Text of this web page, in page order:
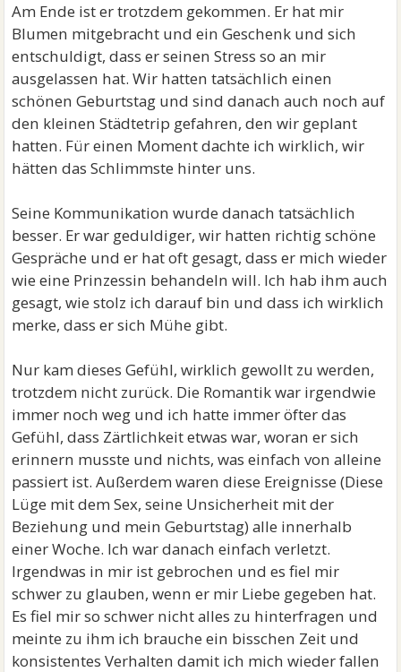
Am Ende ist er trotzdem gekommen. Er hat mir
Blumen mitgebracht und ein Geschenk und sich
entschuldigt, dass er seinen Stress so an mir
ausgelassen hat. Wir hatten tatsächlich einen
schönen Geburtstag und sind danach auch noch auf
den kleinen Städtetrip gefahren, den wir geplant
hatten. Für einen Moment dachte ich wirklich, wir
hätten das Schlimmste hinter uns.
Seine Kommunikation wurde danach tatsächlich
besser. Er war geduldiger, wir hatten richtig schöne
Gespräche und er hat oft gesagt, dass er mich wieder
wie eine Prinzessin behandeln will. Ich hab ihm auch
gesagt, wie stolz ich darauf bin und dass ich wirklich
merke, dass er sich Mühe gibt.
Nur kam dieses Gefühl, wirklich gewollt zu werden,
trotzdem nicht zurück. Die Romantik war irgendwie
immer noch weg und ich hatte immer öfter das
Gefühl, dass Zärtlichkeit etwas war, woran er sich
erinnern musste und nichts, was einfach von alleine
passiert ist. Außerdem waren diese Ereignisse (Diese
Lüge mit dem Sex, seine Unsicherheit mit der
Beziehung und mein Geburtstag) alle innerhalb
einer Woche. Ich war danach einfach verletzt.
Irgendwas in mir ist gebrochen und es fiel mir
schwer zu glauben, wenn er mir Liebe gegeben hat.
Es fiel mir so schwer nicht alles zu hinterfragen und
meinte zu ihm ich brauche ein bisschen Zeit und
konsistentes Verhalten damit ich mich wieder fallen